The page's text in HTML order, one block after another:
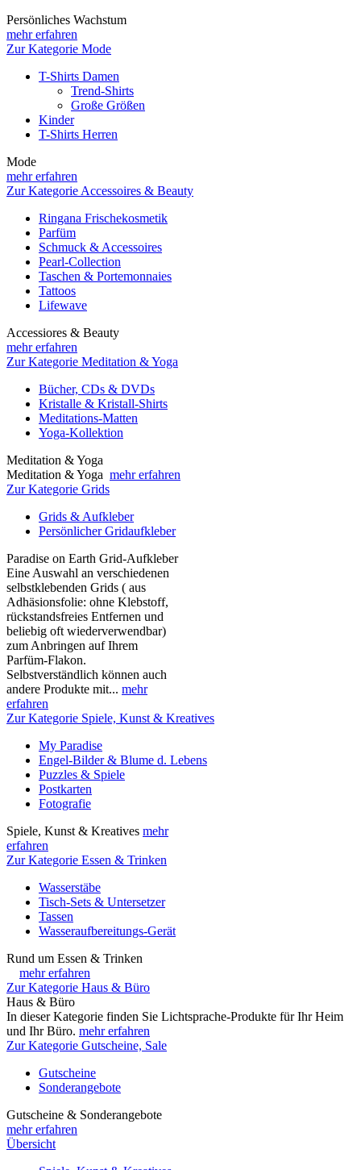
Persönliches Wachstum
mehr erfahren
Zur Kategorie Mode
T-Shirts Damen
Trend-Shirts
Große Größen
Kinder
T-Shirts Herren
Mode
mehr erfahren
Zur Kategorie Accessoires & Beauty
Ringana Frischekosmetik
Parfüm
Schmuck & Accessoires
Pearl-Collection
Taschen & Portemonnaies
Tattoos
Lifewave
Accessiores & Beauty
mehr erfahren
Zur Kategorie Meditation & Yoga
Bücher, CDs & DVDs
Kristalle & Kristall-Shirts
Meditations-Matten
Yoga-Kollektion
Meditation & Yoga
Meditation & Yoga mehr erfahren
Zur Kategorie Grids
Grids & Aufkleber
Persönlicher Gridaufkleber
Paradise on Earth Grid-Aufkleber
Eine Auswahl an verschiedenen
selbstklebenden Grids ( aus
Adhäsionsfolie: ohne Klebstoff,
rückstandsfreies Entfernen und
beliebig oft wiederverwendbar)
zum Anbringen auf Ihrem
Parfüm-Flakon.
Selbstverständlich können auch
andere Produkte mit... mehr
erfahren
Zur Kategorie Spiele, Kunst & Kreatives
My Paradise
Engel-Bilder & Blume d. Lebens
Puzzles & Spiele
Postkarten
Fotografie
Spiele, Kunst & Kreatives mehr
erfahren
Zur Kategorie Essen & Trinken
Wasserstäbe
Tisch-Sets & Untersetzer
Tassen
Wasseraufbereitungs-Gerät
Rund um Essen & Trinken
mehr erfahren
Zur Kategorie Haus & Büro
Haus & Büro
In dieser Kategorie finden Sie Lichtsprache-Produkte für Ihr Heim
und Ihr Büro. mehr erfahren
Zur Kategorie Gutscheine, Sale
Gutscheine
Sonderangebote
Gutscheine & Sonderangebote
mehr erfahren
Übersicht